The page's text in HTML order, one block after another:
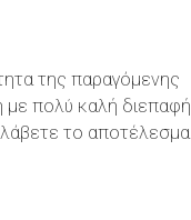
της παραγόμενης
με πολύ καλή διεπαφή.
το αποτέλεσμα.